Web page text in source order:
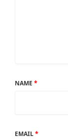
NAME *
EMAIL*